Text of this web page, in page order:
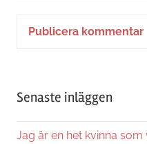
Senaste inläggen
Jag är en het kvinna